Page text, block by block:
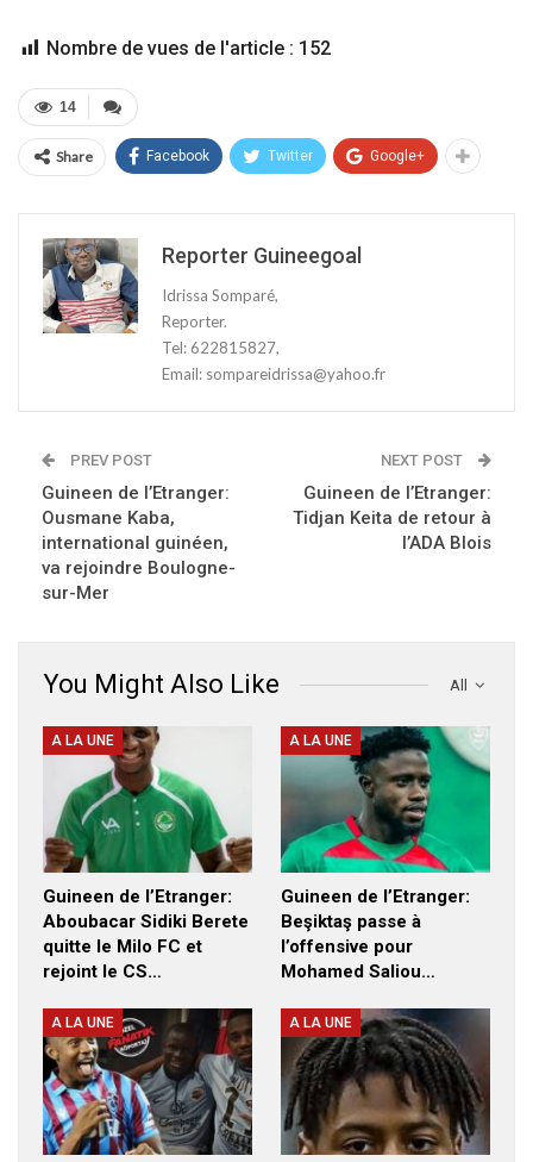
Nombre de vues de l'article : 152
14
Share Facebook Twitter Google+
Reporter Guineegoal
Idrissa Somparé,
Reporter.
Tel: 622815827,
Email: sompareidrissa@yahoo.fr
PREV POST
Guineen de l’Etranger:
Ousmane Kaba,
international guinéen,
va rejoindre Boulogne-
sur-Mer
NEXT POST
Guineen de l’Etranger:
Tidjan Keita de retour à
l’ADA Blois
All
You Might Also Like
A LA UNE
Guineen de l’Etranger:
Aboubacar Sidiki Berete
quitte le Milo FC et
rejoint le CS…
A LA UNE
Guineen de l’Etranger:
Beşiktaş passe à
l’offensive pour
Mohamed Saliou…
A LA UNE A LA UNE